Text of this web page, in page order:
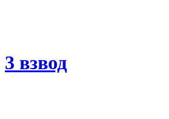
3 взвод